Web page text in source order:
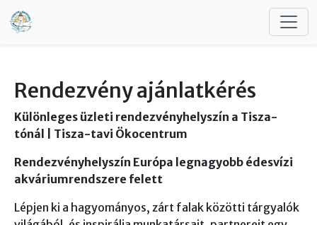
Ugrás a tartalomra
Rendezvény ajánlatkérés
Különleges üzleti rendezvényhelyszín a Tisza-
tónál | Tisza-tavi Ökocentrum
Rendezvényhelyszín Európa legnagyobb édesvízi
akváriumrendszere felett
Lépjen ki a hagyományos, zárt falak közötti tárgyalók